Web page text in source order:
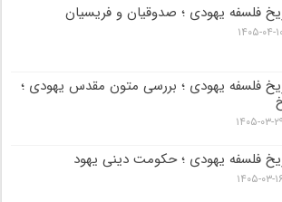
فلسفه یهودی ؛ صدوقیان و فریسیان
۰۴-۱۰
فلسفه یهودی ؛ بررسی متون مقدس یهودی ؛
۰۳-۲۹
فلسفه یهودی ؛ حکومت دینی یهود
۰۳-۱۶